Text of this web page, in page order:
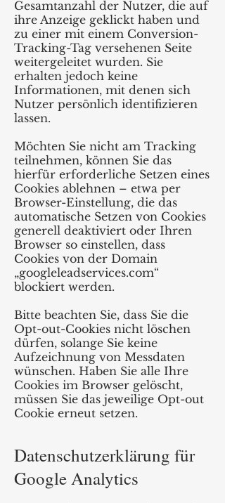
Gesamtanzahl der Nutzer, die auf
ihre Anzeige geklickt haben und
zu einer mit einem Conversion-
Tracking-Tag versehenen Seite
weitergeleitet wurden. Sie
erhalten jedoch keine
Informationen, mit denen sich
Nutzer persönlich identifizieren
lassen.
Möchten Sie nicht am Tracking
teilnehmen, können Sie das
hierfür erforderliche Setzen eines
Cookies ablehnen – etwa per
Browser-Einstellung, die das
automatische Setzen von Cookies
generell deaktiviert oder Ihren
Browser so einstellen, dass
Cookies von der Domain
„googleleadservices.com“
blockiert werden.
Bitte beachten Sie, dass Sie die
Opt-out-Cookies nicht löschen
dürfen, solange Sie keine
Aufzeichnung von Messdaten
wünschen. Haben Sie alle Ihre
Cookies im Browser gelöscht,
müssen Sie das jeweilige Opt-out
Cookie erneut setzen.
Datenschutzerklärung für
Google Analytics